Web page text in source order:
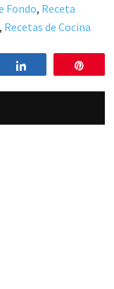
Fondo, Receta
, Recetas de Cocina
Compartir